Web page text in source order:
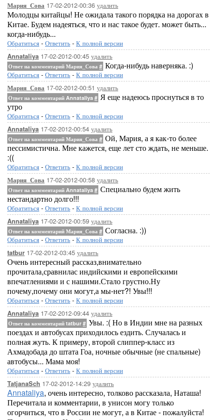
Мария_Сова 17-02-2012-00:36 удалить
Молодцы китайцы! Не ожидала такого порядка на дорогах в
Китае. Будем надеяться, что и нас такое будет. может быть...
когда-нибудь...
Обратиться - Ответить - К полной версии
Annataliya 17-02-2012-00:45 удалить
Ответ на комментарий Мария_Сова # Когда-нибудь наверняка. :)
Обратиться - Ответить - К полной версии
Мария_Сова 17-02-2012-00:51 удалить
Ответ на комментарий Annataliya # Я еще надеюсь проснуться в то
утро
Обратиться - Ответить - К полной версии
Annataliya 17-02-2012-00:54 удалить
Ответ на комментарий Мария_Сова # Ой, Мария, а я как-то более
пессимистична. Мне кажется, еще лет сто ждать, не меньше.
:((
Обратиться - Ответить - К полной версии
Мария_Сова 17-02-2012-00:58 удалить
Ответ на комментарий Annataliya # Специально будем жить
нестандартно долго!!!
Обратиться - Ответить - К полной версии
Annataliya 17-02-2012-00:59 удалить
Ответ на комментарий Мария_Сова # Согласна. :))
Обратиться - Ответить - К полной версии
tatbur 17-02-2012-03:45 удалить
Очень интересный рассказ,внимательно
прочитала,сравнилас индийскими и европейскими
впечатлениями и с нашими.Стало грустно.Ну
почему,почему они могут,а мы-нет?! Увы!!!
Обратиться - Ответить - К полной версии
Annataliya 17-02-2012-09:44 удалить
Ответ на комментарий tatbur # Увы. :( Но в Индии мне на разных
поездах и автобусах приходилось ездить. Случалась и
полная жуть. К примеру, второй слиппер-класс из
Ахмадобада до штата Гоа, ночные обычные (не спальные)
автобусы... Мама моя!
Обратиться - Ответить - К полной версии
TatjanaSch 17-02-2012-14:29 удалить
Annataliya, очень интересно, толково рассказала, Наташа!
Перечитала и комментарии, в унисон могу только
огорчиться, что в России не могут, а в Китае - пожалуйста!